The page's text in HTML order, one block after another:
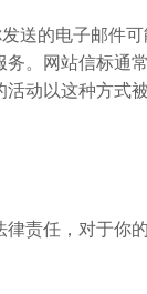
送的电子邮件
。网站信标通
动以这种方式
责任，对于你